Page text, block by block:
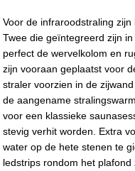
Voor de infraroodstraling
Twee die geïntegreerd zijn
perfect de wervelkolom en
zijn vooraan geplaatst voor
straler voorzien in de
de aangename
voor een klassieke
stevig verhit worden. Extra
water op de hete stenen te
ledstrips rondom het